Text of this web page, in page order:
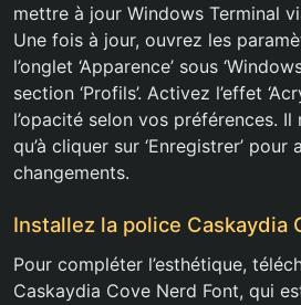
mettre à jour Windows Terminal
Une fois à jour, ouvrez les
l’onglet ‘Apparence’ sous
section ‘Profils’. Activez l’effet
l’opacité selon vos préférences.
qu’à cliquer sur ‘Enregistrer’ pour
changements.
Installez la police Caskaydia
Pour compléter l’esthétique,
Caskaydia Cove Nerd Font, qui